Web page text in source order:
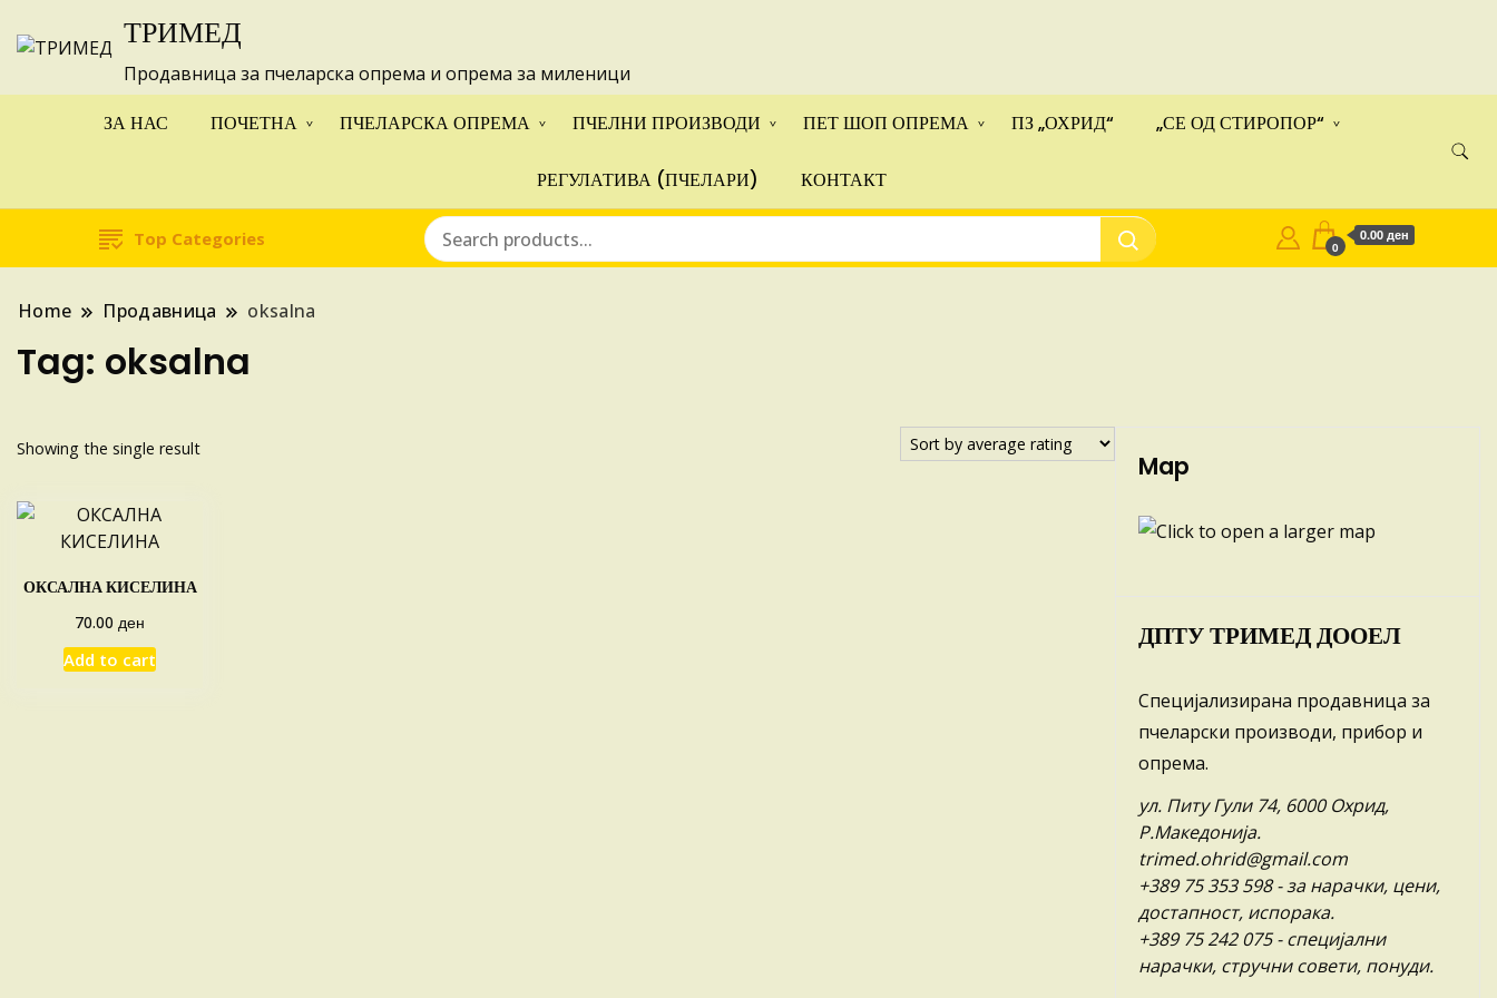
ТРИМЕД
Продавница за пчеларска опрема и опрема за миленици
ЗА НАС ПОЧЕТНА ПЧЕЛАРСКА ОПРЕМА ПЧЕЛНИ ПРОИЗВОДИ ПЕТ ШОП ОПРЕМА ПЗ „ОХРИД“ „СЕ ОД СТИРОПОР“
РЕГУЛАТИВА (ПЧЕЛАРИ) КОНТАКТ
Top Categories 0
0.00 ден
Home Продавница oksalna
Tag: oksalna
Showing the single result
ОКСАЛНА КИСЕЛИНА
70.00ден
Add to cart
Map
ДПТУ ТРИМЕД ДООЕЛ
Специјализирана продавница за
пчеларски производи, прибор и
опрема.
ул. Питу Гули 74, 6000 Охрид,
Р.Македонија.
trimed.ohrid@gmail.com
+389 75 353 598- за нарачки, цени,
достапност, испорака.
+389 75 242 075- специјални
нарачки, стручни совети, понуди.